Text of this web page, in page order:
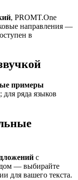
, PROMT.One
направления —
в
примеры
ряда языков
с
— выбирайте
для вашего текста.